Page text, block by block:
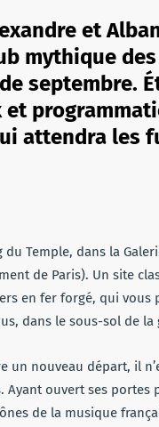
et
mythique des
septembre.
attendra les
du Temple, dans la
de Paris). Un site
en fer forgé, qui
dans le sous-sol de
un nouveau départ, il
Ayant ouvert ses
de la musique